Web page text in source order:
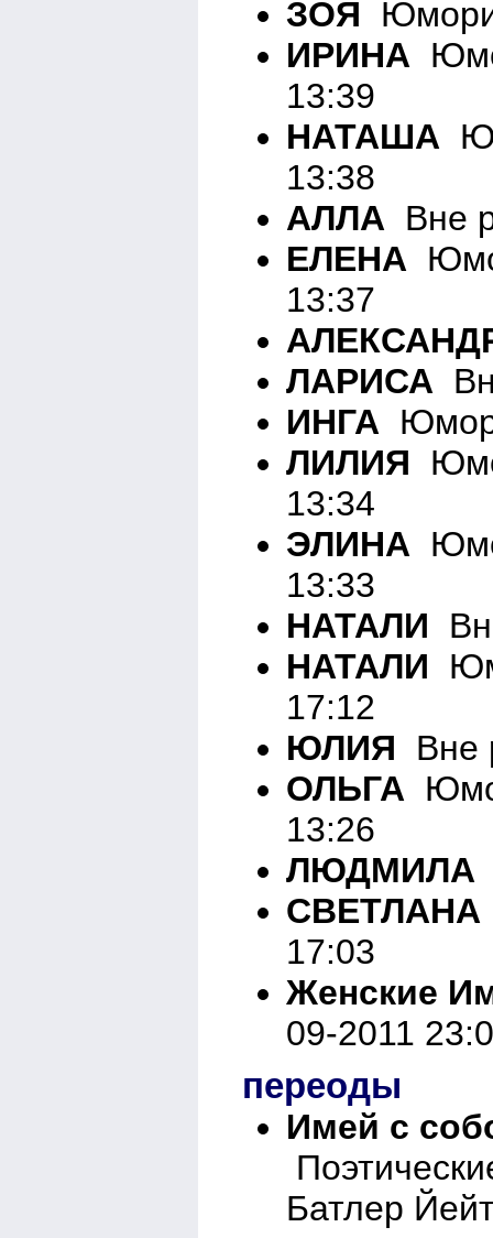
ЗОЯ
ИРИНА
13:39
НАТАША
13:38
АЛЛА Вне
ЕЛЕНА
13:37
ЛАРИСА
ИНГА
ЛИЛИЯ
13:34
ЭЛИНА
13:33
НАТАЛИ
НАТАЛИ
17:12
ЮЛИЯ
Вне
ОЛЬГА
13:26
ЛЮДМИЛА
СВЕТЛАНА
17:03
Женские
09-2011
переоды
Имей с
Батлер